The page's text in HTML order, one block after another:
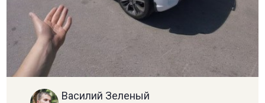
Василий Зеленый